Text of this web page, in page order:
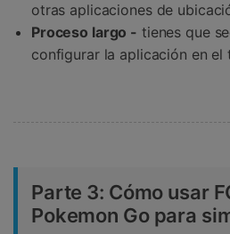
otras aplicaciones de
Proceso largo - tienes que
configurar la aplicación en el
Parte 3: Cómo usar
Pokemon Go para